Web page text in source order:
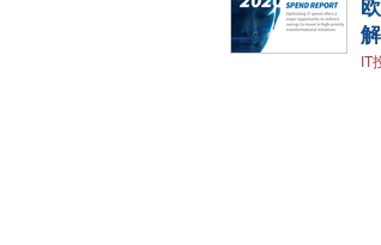
IT